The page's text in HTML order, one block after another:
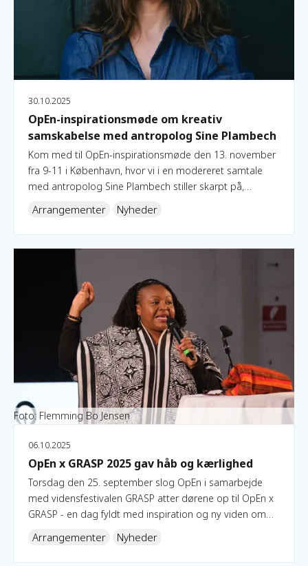
30.10.2025
OpEn-inspirationsmøde om kreativ
samskabelse med antropolog Sine Plambech
Kom med til OpEn-inspirationsmøde den 13. november
fra 9-11 i København, hvor vi i en modereret samtale
med antropolog Sine Plambech stiller skarpt på,
samarbejder mellem det globale nord og det globale
syd.
Arrangementer Nyheder
Foto: Flemming Bo Jensen
06.10.2025
OpEn x GRASP 2025 gav håb og kærlighed
Torsdag den 25. september slog OpEn i samarbejde
med vidensfestivalen GRASP atter dørene op til OpEn x
GRASP - en dag fyldt med inspiration og ny viden om
om at slippe kærligheden løs.
Arrangementer Nyheder